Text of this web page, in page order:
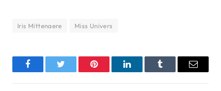
Iris Mittenaere Miss Univers
FacebookTwitter Pinterest LinkedInTumblr Email